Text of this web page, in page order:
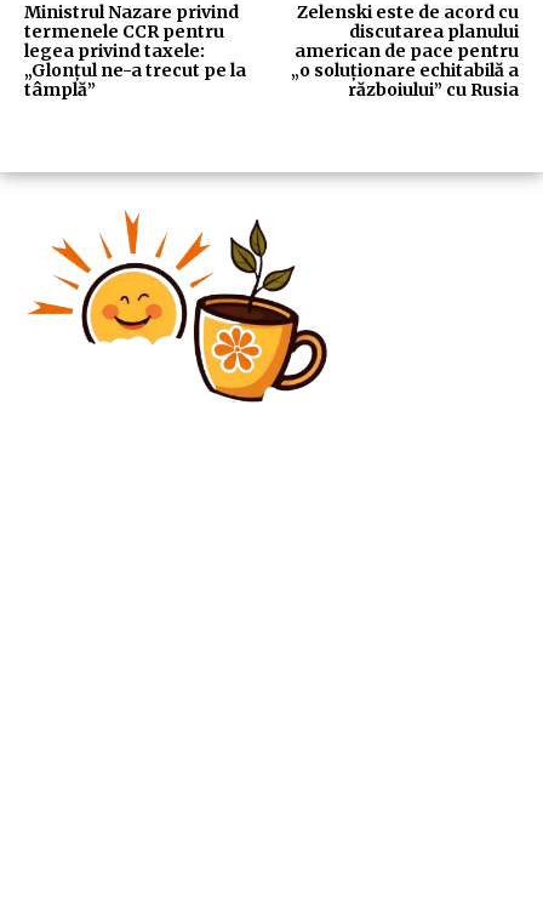
Ministrul Nazare privind
termenele CCR pentru
legea privind taxele:
„Glonțul ne-a trecut pe la
tâmplă”
Zelenski este de acord cu
discutarea planului
american de pace pentru
„o soluționare echitabilă a
războiului” cu Rusia